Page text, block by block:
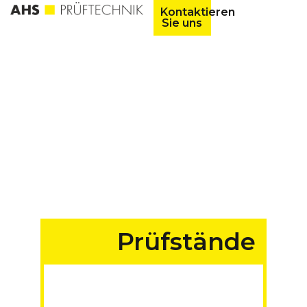
Kontaktieren
Sie uns
Prüfstände